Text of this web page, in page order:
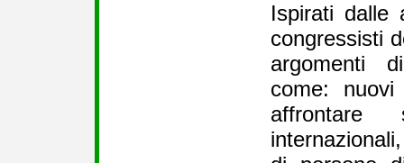
Ispirati dalle
congressisti
argomenti
come: